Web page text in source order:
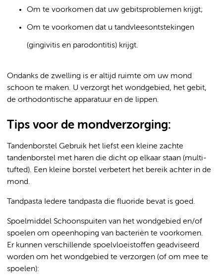
Om te voorkomen dat uw gebitsproblemen krijgt;
Om te voorkomen dat u tandvleesontstekingen
(gingivitis en parodontitis) krijgt.
Ondanks de zwelling is er altijd ruimte om uw mond
schoon te maken. U verzorgt het wondgebied, het gebit,
de orthodontische apparatuur en de lippen.
Tips voor de mondverzorging:
Tandenborstel Gebruik het liefst een kleine zachte
tandenborstel met haren die dicht op elkaar staan (multi-
tufted). Een kleine borstel verbetert het bereik achter in de
mond.
Tandpasta Iedere tandpasta die fluoride bevat is goed.
Spoelmiddel Schoonspuiten van het wondgebied en/of
spoelen om opeenhoping van bacteriën te voorkomen.
Er kunnen verschillende spoelvloeistoffen geadviseerd
worden om het wondgebied te verzorgen (of om mee te
spoelen):